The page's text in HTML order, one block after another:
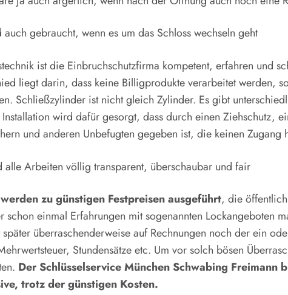
gebraucht, wenn es um das Schloss wechseln geht
ist die Einbruchschutzfirma kompetent, erfahren und
liegt darin, dass keine Billigprodukte verarbeitet werden,
Schließzylinder ist nicht gleich Zylinder. Es gibt
wird dafür gesorgt, dass durch einen Ziehschutz,
und anderen Unbefugten gegeben ist, die keinen Zugang
alle Arbeiten völlig transparent, überschaubar und fair
zu günstigen Festpreisen ausgeführt, die
einmal Erfahrungen mit sogenannten Lockangeboten
überraschenderweise auf Rechnungen noch der ein
Stundensätze etc. Um vor solch bösen
Der Schlüsselservice München Schwabing Freimann
trotz der günstigen Kosten.